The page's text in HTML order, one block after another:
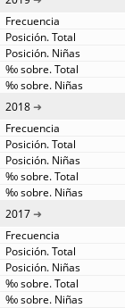
2018
2017